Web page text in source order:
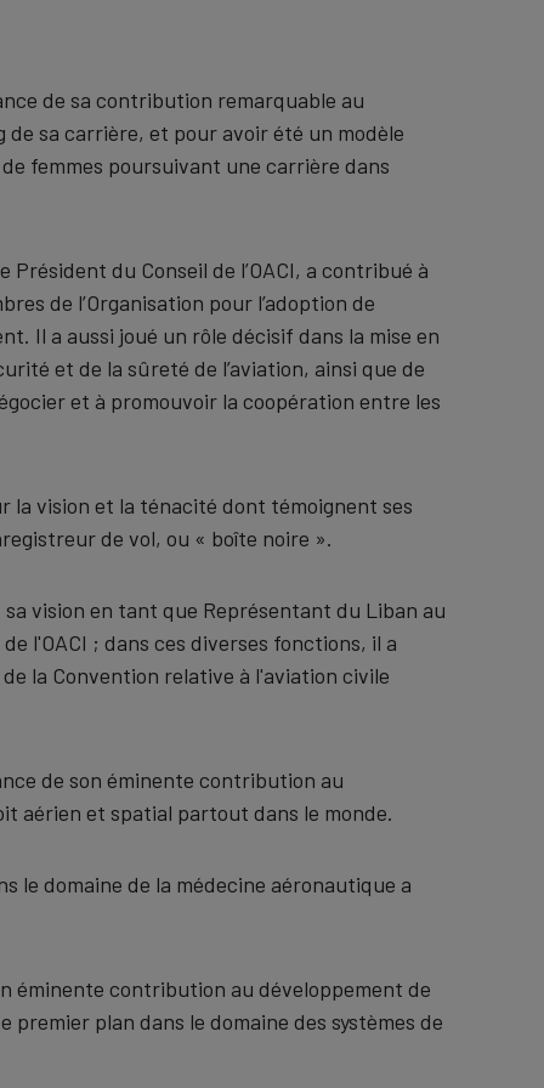
de sa contribution remarquable au
sa carrière, et pour avoir été un modèle
femmes poursuivant une carrière dans
Président du Conseil de l’OACI, a contribué à
de l’Organisation pour l’adoption de
Il a aussi joué un rôle décisif dans la mise en
et de la sûreté de l’aviation, ainsi que de
et à promouvoir la coopération entre les
la vision et la ténacité dont témoignent ses
de vol, ou « boîte noire ».
vision en tant que Représentant du Liban au
l'OACI ; dans ces diverses fonctions, il a
la Convention relative à l'aviation civile
de son éminente contribution au
aérien et spatial partout dans le monde.
le domaine de la médecine aéronautique a
éminente contribution au développement de
plan dans le domaine des systèmes de